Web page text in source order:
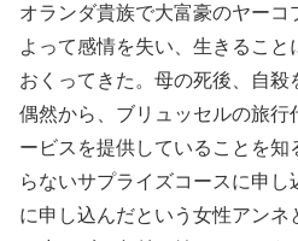
オランダ貴族で大富豪のヤーコ
よって感情を失い、生きるこ
おくってきた。母の死後、自殺
偶然から、ブリュッセルの旅行
ービスを提供していることを
らないサプライズコースに申し
に申し込んだという女性アンネ